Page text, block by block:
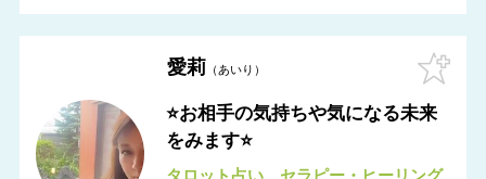
愛莉 あいり
⭐️お相手の気持ちや気になる未来
をみます⭐️
タロット占い
セラピー・ヒーリング